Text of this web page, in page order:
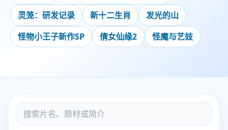
灵笼：研发记录
新十二生肖
发光的山
怪物小王子新作SP
倩女仙缘2 怪魔与艺妓